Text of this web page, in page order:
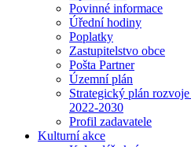
Povinné informace
Úřední hodiny
Poplatky
Zastupitelstvo obce
Pošta Partner
Územní plán
Strategický plán
2022-2030
Profil zadavatele
Kulturní akce